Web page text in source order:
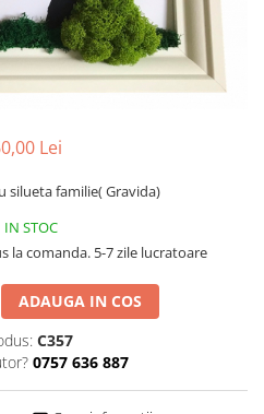
si Lei
silueta familie( Gravida)
IN STOC
la comanda. 5-7 zile lucratoare
ADAUGA IN COS
C357
0757 636 887